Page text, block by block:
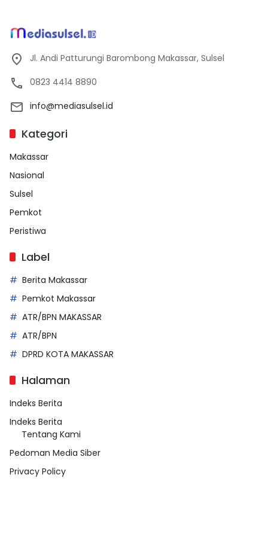
Jl. Andi Patturungi Barombong Makassar, Sulsel
0823 4414 8890
info@mediasulsel.id
Kategori
Makassar
Nasional
Sulsel
Pemkot
Peristiwa
Label
Berita Makassar
Pemkot Makassar
ATR/BPN MAKASSAR
ATR/BPN
DPRD KOTA MAKASSAR
Halaman
Indeks Berita
Indeks Berita
Tentang Kami
Pedoman Media Siber
Privacy Policy